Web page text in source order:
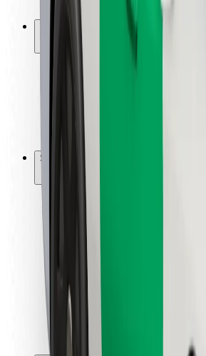
Biztonsági részleg
Lokációk
Városi megoldások
Bolt töltőállomások
Súgó
Utasoknak
Sofőröknek
Bolt Food
Flottapartnereknek
Éttermeknek
Bolt for Business